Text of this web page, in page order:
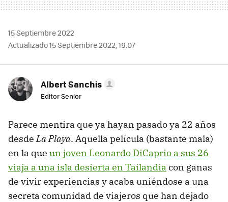
15 Septiembre 2022
Actualizado 15 Septiembre 2022, 19:07
Albert Sanchis
Editor Senior
Parece mentira que ya hayan pasado ya 22 años
desdeLa Playa. Aquella película (bastante mala)
en la que un joven Leonardo DiCaprio a sus 26
viaja a una isla desierta en Tailandia con ganas
de vivir experiencias y acaba uniéndose a una
secreta comunidad de viajeros que han dejado